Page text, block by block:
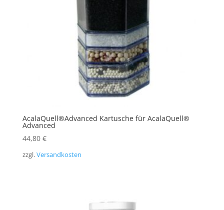
AcalaQuell®Advanced Kartusche für AcalaQuell®
Advanced
44,80 €
zzgl.Versandkosten